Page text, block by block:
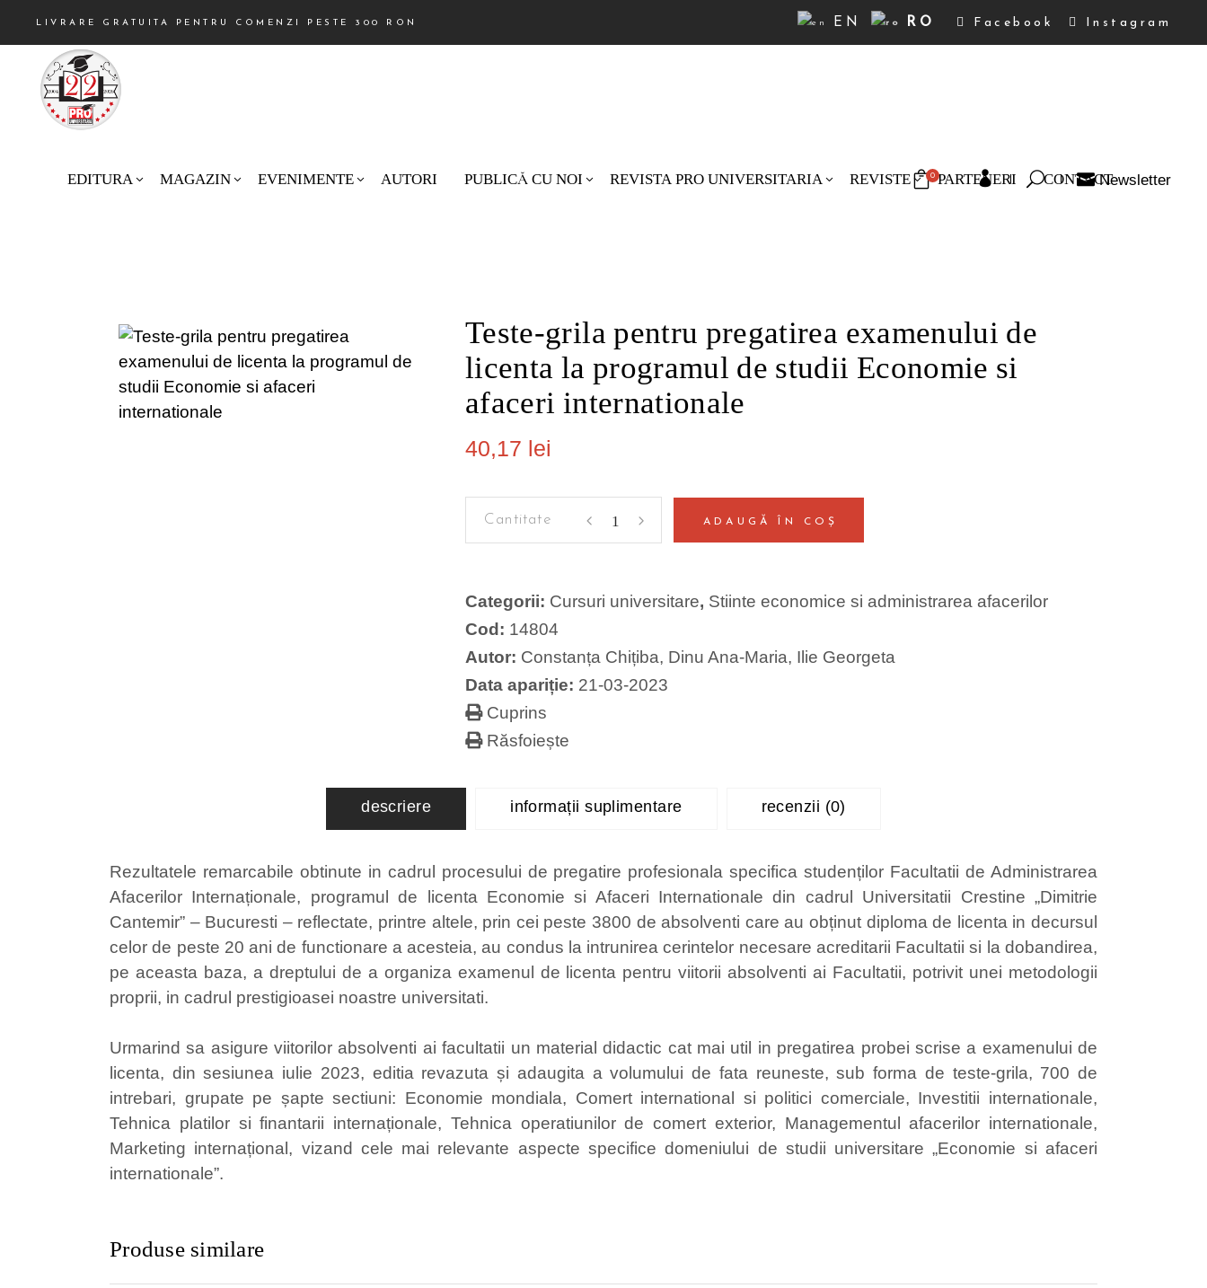
LIVRARE GRATUITA PENTRU COMENZI PESTE 300 RON EN RO Facebook Instagram
EDITURA MAGAZIN EVENIMENTE AUTORI PUBLICĂ CU NOI REVISTA PRO UNIVERSITARIA REVISTE PARTENERI CONTACT
0 Newsletter
Teste‐grila pentru pregatirea examenului de
licenta la programul de studii Economie si
afaceri internationale
40,17 lei
examenului
licenta
la
si
internationale
quantity
ADAUGĂ ÎN COȘ
Categorii: Cursuri universitare, Stiinte economice si administrarea afacerilor
Cod: 14804
Autor: Constanța Chițiba, Dinu Ana-Maria, Ilie Georgeta
Data apariție: 21-03-2023
Cuprins
Răsfoiește
descriere informații suplimentare recenzii (0)
Rezultatele remarcabile obtinute in cadrul procesului de pregatire profesionala specifica studenților Facultatii de Administrarea
Afacerilor Internaționale, programul de licenta Economie si Afaceri Internationale din cadrul Universitatii Crestine „Dimitrie
Cantemir” – Bucuresti – reflectate, printre altele, prin cei peste 3800 de absolventi care au obținut diploma de licenta in decursul
celor de peste 20 ani de functionare a acesteia, au condus la intrunirea cerintelor necesare acreditarii Facultatii si la dobandirea,
pe aceasta baza, a dreptului de a organiza examenul de licenta pentru viitorii absolventi ai Facultatii, potrivit unei metodologii
proprii, in cadrul prestigioasei noastre universitati.
Urmarind sa asigure viitorilor absolventi ai facultatii un material didactic cat mai util in pregatirea probei scrise a examenului de
licenta, din sesiunea iulie 2023, editia revazuta și adaugita a volumului de fata reuneste, sub forma de teste-grila, 700 de
intrebari, grupate pe șapte sectiuni: Economie mondiala, Comert international si politici comerciale, Investitii internationale,
Tehnica platilor si finantarii internaționale, Tehnica operatiunilor de comert exterior, Managementul afacerilor internationale,
Marketing internațional, vizand cele mai relevante aspecte specifice domeniului de studii universitare „Economie si afaceri
internationale”.
Produse similare